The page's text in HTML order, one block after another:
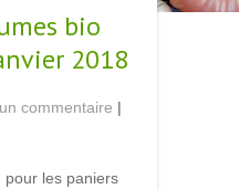
bio
2018
commentaire |
pour les paniers